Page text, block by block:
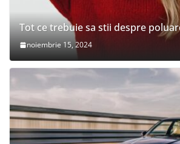
Tot ce trebuie sa stii despre
noiembrie 15, 2024